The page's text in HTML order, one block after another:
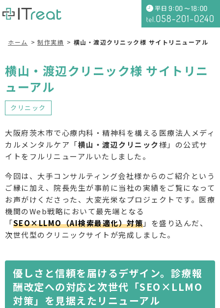
ホーム 制作実績 横山・渡辺クリニック様 サイトリニューアル
横山・渡辺クリニック様 サイトリニ
ューアル
クリニック
大阪府茨木市で心療内科・精神科を構える医療法人メディ
カルメンタルケア「横山・渡辺クリニック様」の公式サ
イトをフルリニューアルいたしました。
今回は、大手コンサルティング会社様からのご紹介という
ご縁に加え、院長先生が事前に当社の実績をご覧になって
お声がけくださった、大変光栄なプロジェクトです。医療
機関のWeb戦略において最先端となる
「SEO×LLMO（AI検索最適化）対策」を盛り込んだ、
次世代型のクリニックサイトが完成しました。
優しさと信頼を届けるデザイン。診療報
酬改定への対応と次世代「SEO×LLMO
対策」を見据えたリニューアル